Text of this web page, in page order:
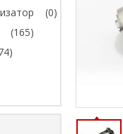
(0)
(165)